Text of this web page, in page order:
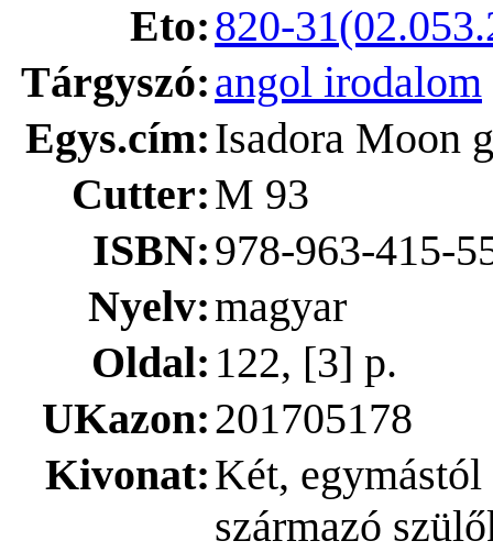
Eto:820-
Tárgyszó:angol irodalom
Egys.cím:Isadora Moon
Cutter:M 93
ISBN:978-963-415-
Nyelv:magyar
Oldal: 122, [3] p.
UKazon:201705178
Kivonat:Két,
származó